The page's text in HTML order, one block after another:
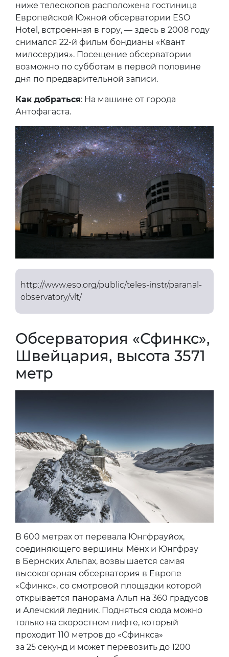
ниже телескопов расположена гостиница
Европейской Южной обсерватории ESO
Hotel, встроенная в гору, — здесь в 2008 году
снимался 22-й фильм бондианы «Квант
милосердия». Посещение обсерватории
возможно по субботам в первой половине
дня по предварительной записи.
Как добраться: На машине от города
Антофагаста.
http://www.eso.org/public/teles-instr/paranal-
observatory/vlt/
Обсерватория «Сфинкс»,
Швейцария, высота 3571
метр
В 600 метрах от перевала Юнгфрауйох,
соединяющего вершины Мёнх и Юнгфрау
в Бернских Альпах, возвышается самая
высокогорная обсерватория в Европе
«Сфинкс», со смотровой площадки которой
открывается панорама Альп на 360 градусов
и Алечский ледник. Подняться сюда можно
только на скоростном лифте, который
проходит 110 метров до «Сфинкса»
за 25 секунд и может перевозить до 1200